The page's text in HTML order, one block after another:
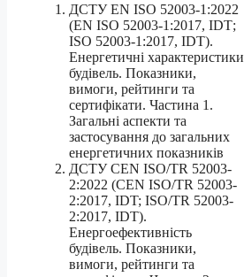
ДСТУ EN ISO 52003-1:2022
(EN ISO 52003-1:2017, ІDТ;
ISO 52003-1:2017, ІDТ).
Енергетичні характеристики
будівель. Показники,
вимоги, рейтинги та
сертифікати. Частина 1.
Загальні аспекти та
застосування до загальних
енергетичних показників
ДСТУ CEN ISO/TR 52003-
2:2022 (CEN ISO/TR 52003-
2:2017, IDT; ISO/TR 52003-
2:2017, IDT).
Енергоефективність
будівель. Показники,
вимоги, рейтинги та